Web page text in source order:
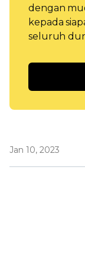
dengan
kepada
seluruh
Jan 10, 2023